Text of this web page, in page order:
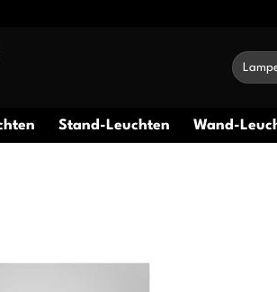
Suchen
nach:
Stand-Leuchten Wand-